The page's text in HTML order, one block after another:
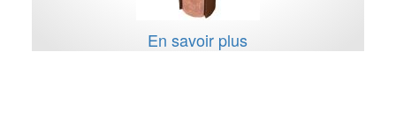
En savoir plus